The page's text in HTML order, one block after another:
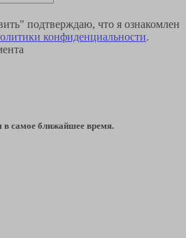
подтверждаю, что я ознакомлен
конфиденциальности.
самое ближайшее время.